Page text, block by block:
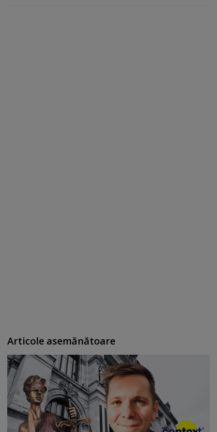
Articole asemănătoare